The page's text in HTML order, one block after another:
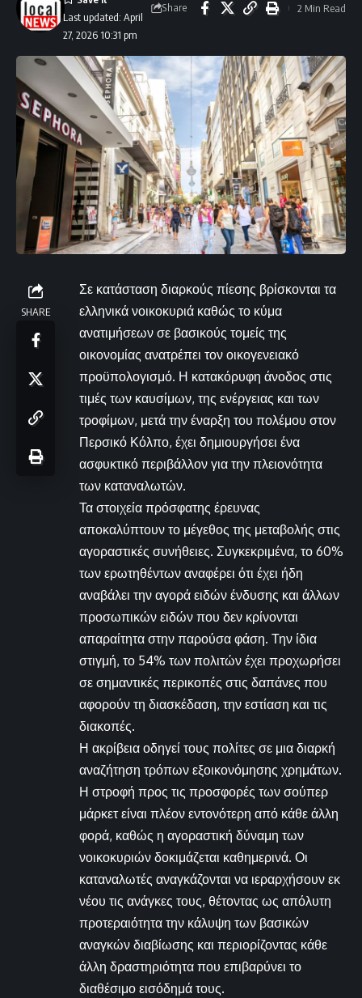
Last updated: April
27, 2026 10:31 pm
Share 2 Min Read
SHARE
Σε κατάσταση διαρκούς πίεσης βρίσκονται τα
ελληνικά νοικοκυριά καθώς το κύμα
ανατιμήσεων σε βασικούς τομείς της
οικονομίας ανατρέπει τον οικογενειακό
προϋπολογισμό. Η κατακόρυφη άνοδος στις
τιμές των καυσίμων, της ενέργειας και των
τροφίμων, μετά την έναρξη του πολέμου στον
Περσικό Κόλπο, έχει δημιουργήσει ένα
ασφυκτικό περιβάλλον για την πλειονότητα
των καταναλωτών.
Τα στοιχεία πρόσφατης έρευνας
αποκαλύπτουν το μέγεθος της μεταβολής στις
αγοραστικές συνήθειες. Συγκεκριμένα, το 60%
των ερωτηθέντων αναφέρει ότι έχει ήδη
αναβάλει την αγορά ειδών ένδυσης και άλλων
προσωπικών ειδών που δεν κρίνονται
απαραίτητα στην παρούσα φάση. Την ίδια
στιγμή, το 54% των πολιτών έχει προχωρήσει
σε σημαντικές περικοπές στις δαπάνες που
αφορούν τη διασκέδαση, την εστίαση και τις
διακοπές.
Η ακρίβεια οδηγεί τους πολίτες σε μια διαρκή
αναζήτηση τρόπων εξοικονόμησης χρημάτων.
Η στροφή προς τις προσφορές των σούπερ
μάρκετ είναι πλέον εντονότερη από κάθε άλλη
φορά, καθώς η αγοραστική δύναμη των
νοικοκυριών δοκιμάζεται καθημερινά. Οι
καταναλωτές αναγκάζονται να ιεραρχήσουν εκ
νέου τις ανάγκες τους, θέτοντας ως απόλυτη
προτεραιότητα την κάλυψη των βασικών
αναγκών διαβίωσης και περιορίζοντας κάθε
άλλη δραστηριότητα που επιβαρύνει το
διαθέσιμο εισόδημά τους.